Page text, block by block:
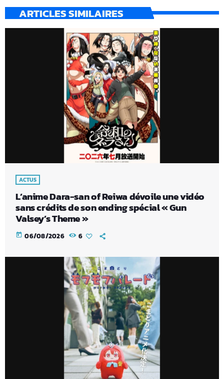
ARTICLES SIMILAIRES
ACTUS
L’anime Dara-san of Reiwa dévoile une vidéo
sans crédits de son ending spécial « Gun
Valsey’s Theme »
today 06/08/2026 6